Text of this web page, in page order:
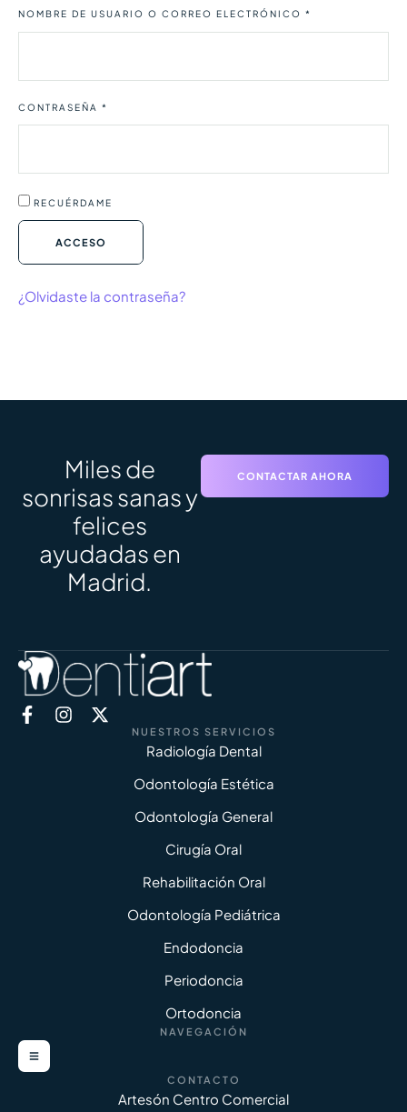
NOMBRE DE USUARIO O CORREO ELECTRÓNICO *
CONTRASEÑA *
RECUÉRDAME
ACCESO
¿Olvidaste la contraseña?
Miles de
sonrisas sanas y
felices
ayudadas en
Madrid.
CONTACTAR AHORA
NUESTROS SERVICIOS
Radiología Dental
Odontología Estética
Odontología General
Cirugía Oral
Rehabilitación Oral
Odontología Pediátrica
Endodoncia
Periodoncia
Ortodoncia
NAVEGACIÓN
CONTACTO
Artesón Centro Comercial